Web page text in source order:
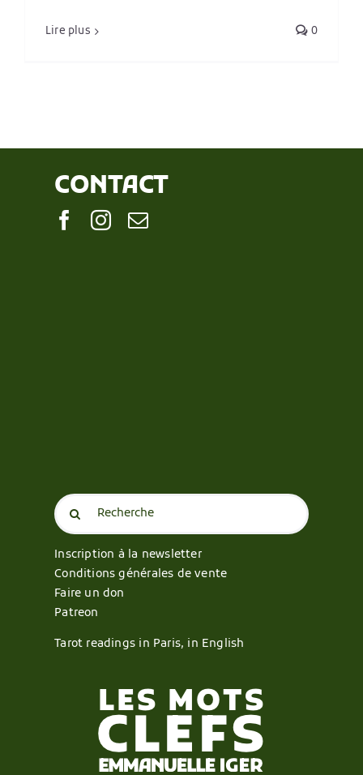
Lire plus 0
CONTACT
Search
for:
Inscription à la newsletter
Conditions générales de vente
Faire un don
Patreon
Tarot readings in Paris, in English